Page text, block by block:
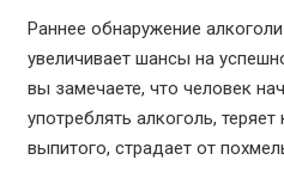
Раннее обнаружение
увеличивает шансы на
вы замечаете, что человек
употреблять алкоголь,
выпитого, страдает от